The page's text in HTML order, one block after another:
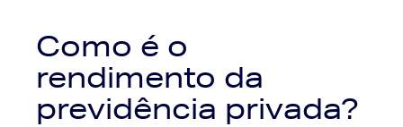
Como é o
rendimento da
previdência privada?